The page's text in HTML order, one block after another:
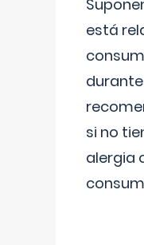
está
si no
alergia